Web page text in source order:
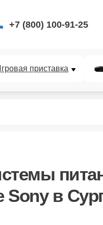
+7 (800) 100-91-25
приставка
Sony в